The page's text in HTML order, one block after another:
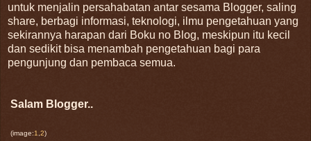
untuk menjalin persahabatan antar sesama Blogger, saling
share, berbagi informasi, teknologi, ilmu pengetahuan yang
sekirannya harapan dari Boku no Blog, meskipun itu kecil
dan sedikit bisa menambah pengetahuan bagi para
pengunjung dan pembaca semua.
Salam Blogger..
(image:1 2)